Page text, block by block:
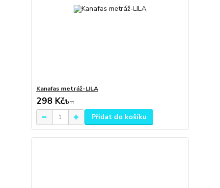
Kanafas metráž-LILA
298 Kč/bm
Přidat do košíku